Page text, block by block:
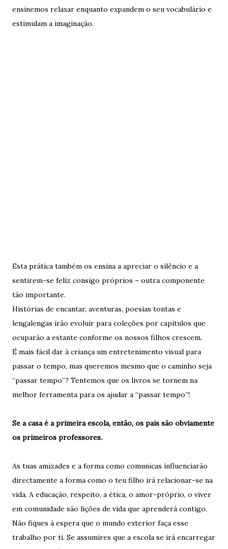
ensinemos relaxar enquanto expandem o seu vocabulário e
estimulam a imaginação.
Esta prática também os ensina a apreciar o silêncio e a
sentirem-se feliz consigo próprios – outra componente
tão importante.
Histórias de encantar, aventuras, poesias tontas e
lengalengas irão evoluir para coleções por capítulos que
ocuparão a estante conforme os nossos filhos crescem.
É mais fácil dar à criança um entretenimento visual para
passar o tempo, mas queremos mesmo que o caminho seja
“passar tempo”? Tentemos que os livros se tornem na
melhor ferramenta para os ajudar a “passar tempo”!
Se a casa é a primeira escola, então, os pais são obviamente
os primeiros professores.
As tuas amizades e a forma como comunicas influenciarão
directamente a forma como o teu filho irá relacionar-se na
vida. A educação, respeito, a ética, o amor-próprio, o viver
em comunidade são lições de vida que aprenderá contigo.
Não fiques à espera que o mundo exterior faça esse
trabalho por ti. Se assumires que a escola se irá encarregar